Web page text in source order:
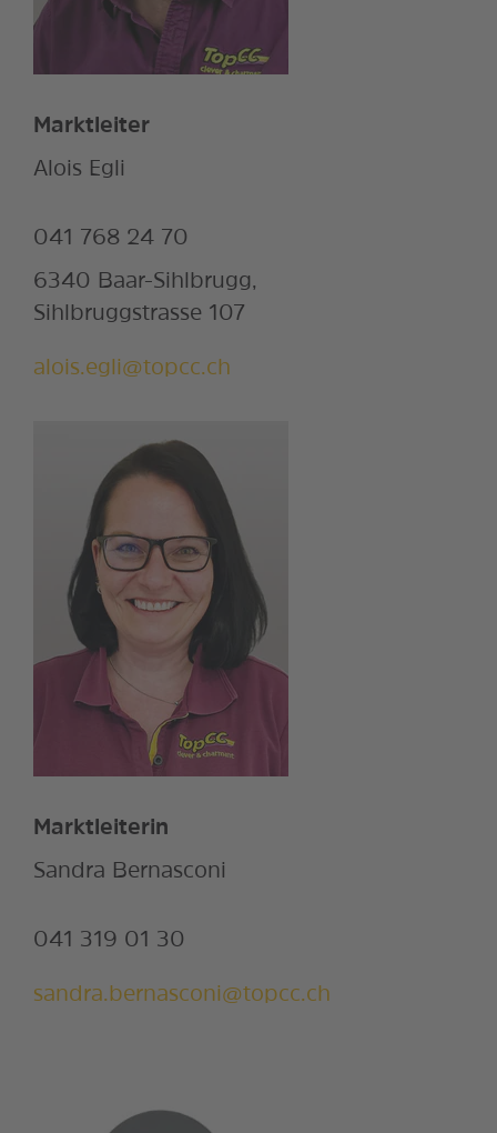
Marktleiter
Alois Egli
041 768 24 70
6340 Baar-Sihlbrugg,
Sihlbruggstrasse 107
alois.egli@topcc.ch
Marktleiterin
Sandra Bernasconi
041 319 01 30
sandra.bernasconi@topcc.ch